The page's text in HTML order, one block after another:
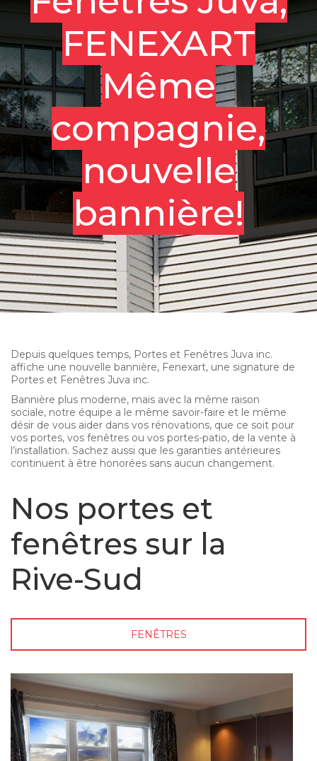
RIVE-SUD DE MTL, MONTÉRÉGIE
BOUCHERVILLE
RIVE NORD ET SUD DE QUÉBEC
ESTRIE
PROTECTION DES RENSEIGNEMENTS PERSONNELS
ET CONFIDENTIELS
FENEXART
Même
compagnie,
nouvelle
bannière!
Depuis quelques temps, Portes et Fenêtres Juva inc.
affiche une nouvelle bannière, Fenexart, une signature de
Portes et Fenêtres Juva inc.
Bannière plus moderne, mais avec la même raison
sociale, notre équipe a le même savoir-faire et le même
désir de vous aider dans vos rénovations, que ce soit pour
vos portes, vos fenêtres ou vos portes-patio, de la vente à
l’installation. Sachez aussi que les garanties antérieures
continuent à être honorées sans aucun changement.
Nos portes et
fenêtres sur la
Rive-Sud
FENÊTRES